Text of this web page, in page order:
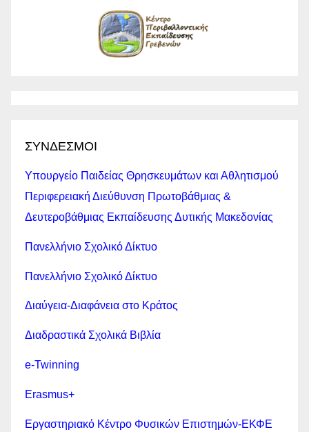
ΣΥΝΔΕΣΜΟΙ
Υπουργείο Παιδείας Θρησκευμάτων και Αθλητισμού
Περιφερειακή Διεύθυνση Πρωτοβάθμιας &
Δευτεροβάθμιας Εκπαίδευσης Δυτικής Μακεδονίας
Πανελλήνιο Σχολικό Δίκτυο
Πανελλήνιο Σχολικό Δίκτυο
Διαύγεια-Διαφάνεια στο Κράτος
Διαδραστικά Σχολικά Βιβλία
e-Twinning
Erasmus+
Εργαστηριακό Κέντρο Φυσικών Επιστημών-ΕΚΦΕ